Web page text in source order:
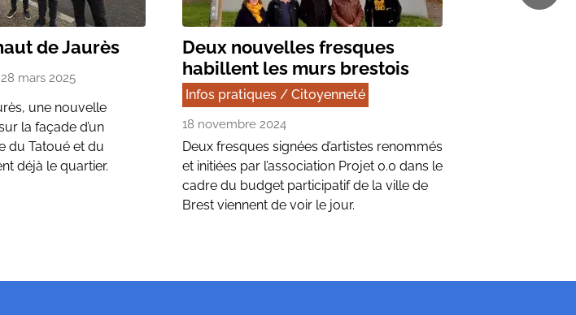
de Jaurès
28 mars 2025
une nouvelle
la façade d’un
du Tatoué et du
déjà le quartier.
Deux nouvelles fresques
habillent les murs brestois
Infos pratiques / Citoyenneté
18 novembre 2024
Deux fresques signées d’artistes renommés
et initiées par l’association Projet 0.0 dans le
cadre du budget participatif de la ville de
Brest viennent de voir le jour.